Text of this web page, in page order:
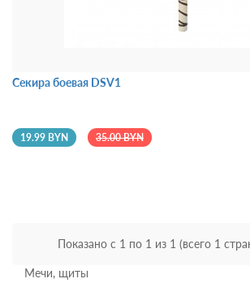
Секира боевая DSV1
19.99 BYN 35.00 BYN
Показано с 1 по 1 из 1 (всего 1
Мечи, щиты